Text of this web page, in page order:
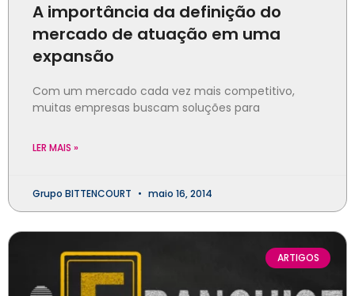
A importância da definição do
mercado de atuação em uma
expansão
Com um mercado cada vez mais competitivo,
muitas empresas buscam soluções para
LER MAIS »
Grupo BITTENCOURT maio 16, 2014
ARTIGOS